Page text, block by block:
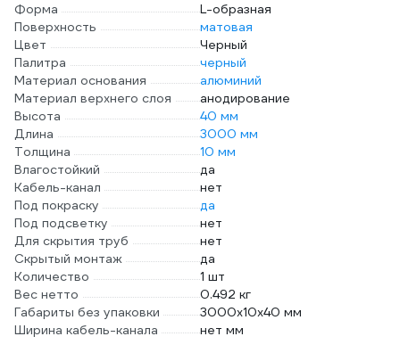
Форма
L-образная
Поверхность
матовая
Цвет
Черный
Палитра
черный
Материал основания
алюминий
Материал верхнего слоя
анодирование
Высота
40 мм
Длина
3000 мм
Толщина
10 мм
Влагостойкий
да
Кабель-канал
нет
Под покраску
да
Под подсветку
нет
Для скрытия труб
нет
Скрытый монтаж
да
Количество
1 шт
Вес нетто
0.492 кг
Габариты без упаковки
3000х10х40 мм
Ширина кабель-канала
нет мм